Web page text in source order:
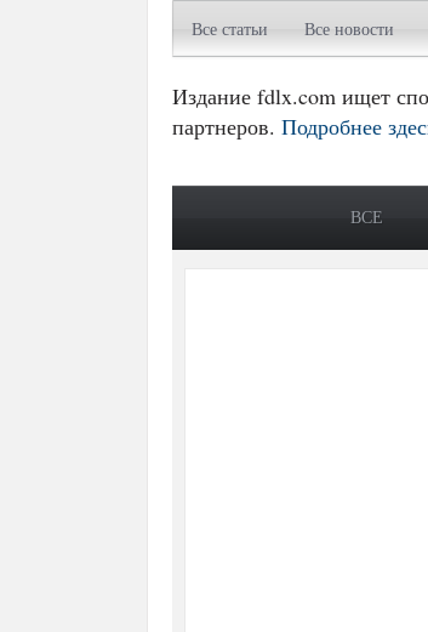
Все статьи Все новости
Издание fdlx.com ищет
партнеров. Подробнее
ВСЕ